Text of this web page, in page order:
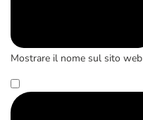
Mostrare il nome sul sito web